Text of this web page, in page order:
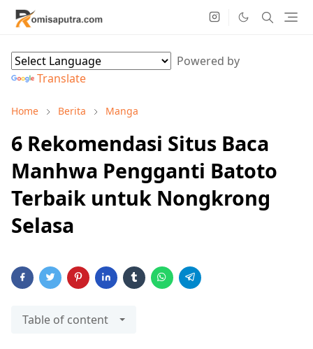
Powered by
Translate
Home Berita Manga
6 Rekomendasi Situs Baca
Manhwa Pengganti Batoto
Terbaik untuk Nongkrong
Selasa
Table of content